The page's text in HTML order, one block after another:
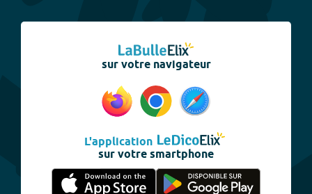
sur votre navigateur
L'application
sur votre smartphone